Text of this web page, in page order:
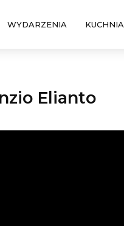
WYDARZENIA KUCHNIA
Elianto